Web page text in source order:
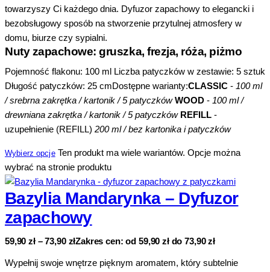
towarzyszy Ci każdego dnia. Dyfuzor zapachowy to elegancki i
bezobsługowy sposób na stworzenie przytulnej atmosfery w
domu, biurze czy sypialni.
Nuty zapachowe: gruszka, frezja, róża, piżmo
Pojemność flakonu: 100 ml Liczba patyczków w zestawie: 5 sztuk
Długość patyczków: 25 cmDostępne warianty:CLASSIC - 100 ml
/ srebrna zakrętka / kartonik / 5 patyczków WOOD - 100 ml /
drewniana zakrętka / kartonik / 5 patyczków REFILL -
uzupełnienie (REFILL) 200 ml / bez kartonika i patyczków
Wybierz opcje Ten produkt ma wiele wariantów. Opcje można
wybrać na stronie produktu
Bazylia Mandarynka – Dyfuzor
zapachowy
59,90zł – 73,90 złZakres cen: od 59,90 zł do 73,90 zł
Wypełnij swoje wnętrze pięknym aromatem, który subtelnie